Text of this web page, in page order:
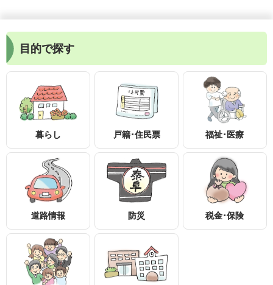
知りたい情報を検索
目的で探す
暮らし 戸籍･住民票 福祉･医療
道路情報 防災 税金･保険
〒399-1895
長野県下伊那郡泰阜村3236-1
0260-26-2111
0260-26-2553
アクセスマップ
個人情報保護